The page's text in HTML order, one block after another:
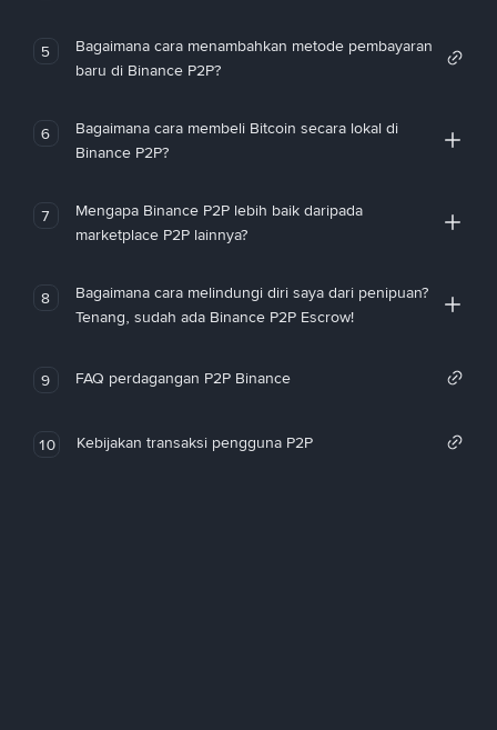
5
Bagaimana cara menambahkan metode pembayaran
baru di Binance P2P?
6
Bagaimana cara membeli Bitcoin secara lokal di
Binance P2P?
7
Mengapa Binance P2P lebih baik daripada
marketplace P2P lainnya?
8
Bagaimana cara melindungi diri saya dari penipuan?
Tenang, sudah ada Binance P2P Escrow!
9 FAQ perdagangan P2P Binance
10 Kebijakan transaksi pengguna P2P